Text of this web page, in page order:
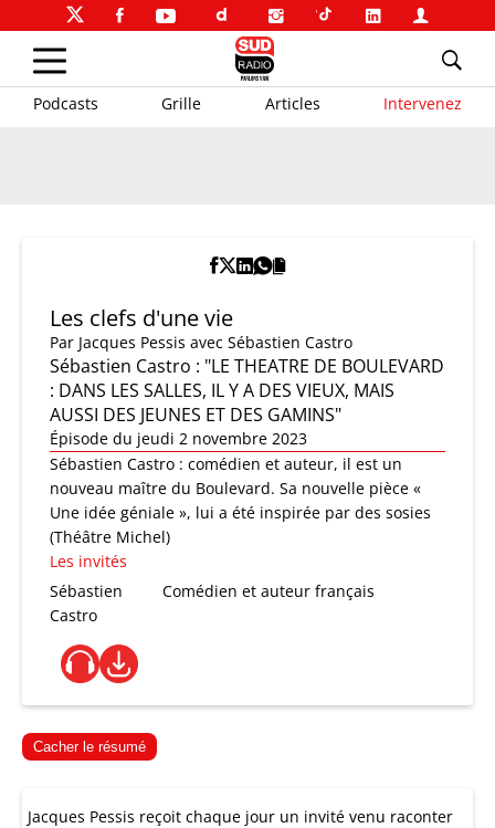
Podcasts Grille Articles Intervenez
Les clefs d'une vie
Par Jacques Pessis avec Sébastien Castro
Sébastien Castro : "LE THEATRE DE BOULEVARD
: DANS LES SALLES, IL Y A DES VIEUX, MAIS
AUSSI DES JEUNES ET DES GAMINS"
Épisode du jeudi 2 novembre 2023
Sébastien Castro : comédien et auteur, il est un
nouveau maître du Boulevard. Sa nouvelle pièce «
Une idée géniale », lui a été inspirée par des sosies
(Théâtre Michel)
Les invités
Sébastien
Castro
Comédien et auteur français
Cacher le résumé
Jacques Pessis reçoit chaque jour un invité venu raconter